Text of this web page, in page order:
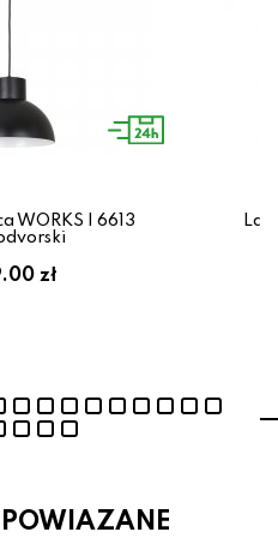
WORKS I 6613
zł
POWIAZANE